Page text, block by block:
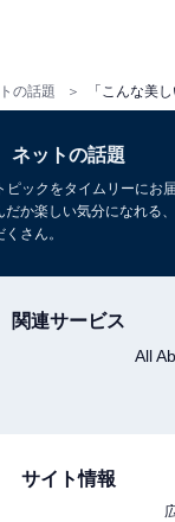
の話題
ネットの話題
ピックをタイムリーにお
か楽しい気分になれる
さん。
関連サービス
All
サイト情報